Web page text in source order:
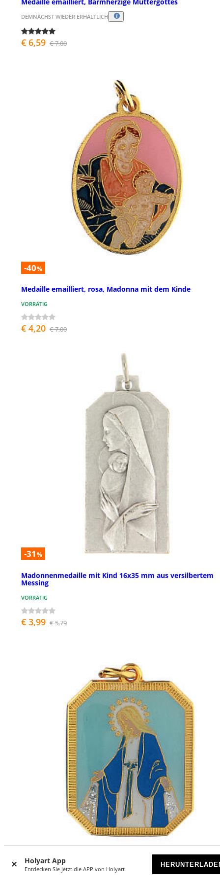
Holyart App
Entdecken Sie jetzt die APP von Holyart
DEMNÄCHST WIEDER ERHÄLTLICH
€ 6,59 € 7,00
-40%
Medaille emailliert, rosa, Madonna mit dem Kinde
VORRÄTIG
€ 4,20 € 7,00
-31 %
Madonnenmedaille mit Kind 16x35 mm aus versilbertem
Messing
VORRÄTIG
€ 3,99 € 5,79
Medaillon, Unbefleckte Empfängnis, Zamak emailliert